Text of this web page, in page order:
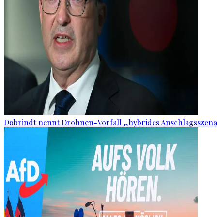
Dobrindt nennt Drohnen-Vorfall „hybrides